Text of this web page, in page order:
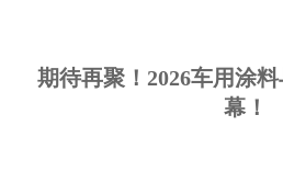
期待再聚！2026车用涂
幕！